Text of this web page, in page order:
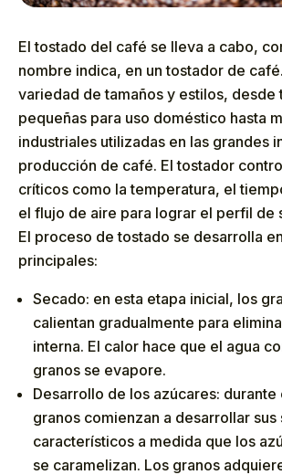
El tostado del café se lleva a cabo,
nombre indica, en un tostador de
variedad de tamaños y estilos, desde
pequeñas para uso doméstico hasta
industriales utilizadas en las grandes
producción de café. El tostador
críticos como la temperatura, el
el flujo de aire para lograr el perfil de
El proceso de tostado se desarrolla
principales:
Secado: en esta etapa inicial, los
calientan gradualmente para
interna. El calor hace que el agua
granos se evapore.
Desarrollo de los azúcares: durante
granos comienzan a desarrollar sus
característicos a medida que los
se caramelizan. Los granos